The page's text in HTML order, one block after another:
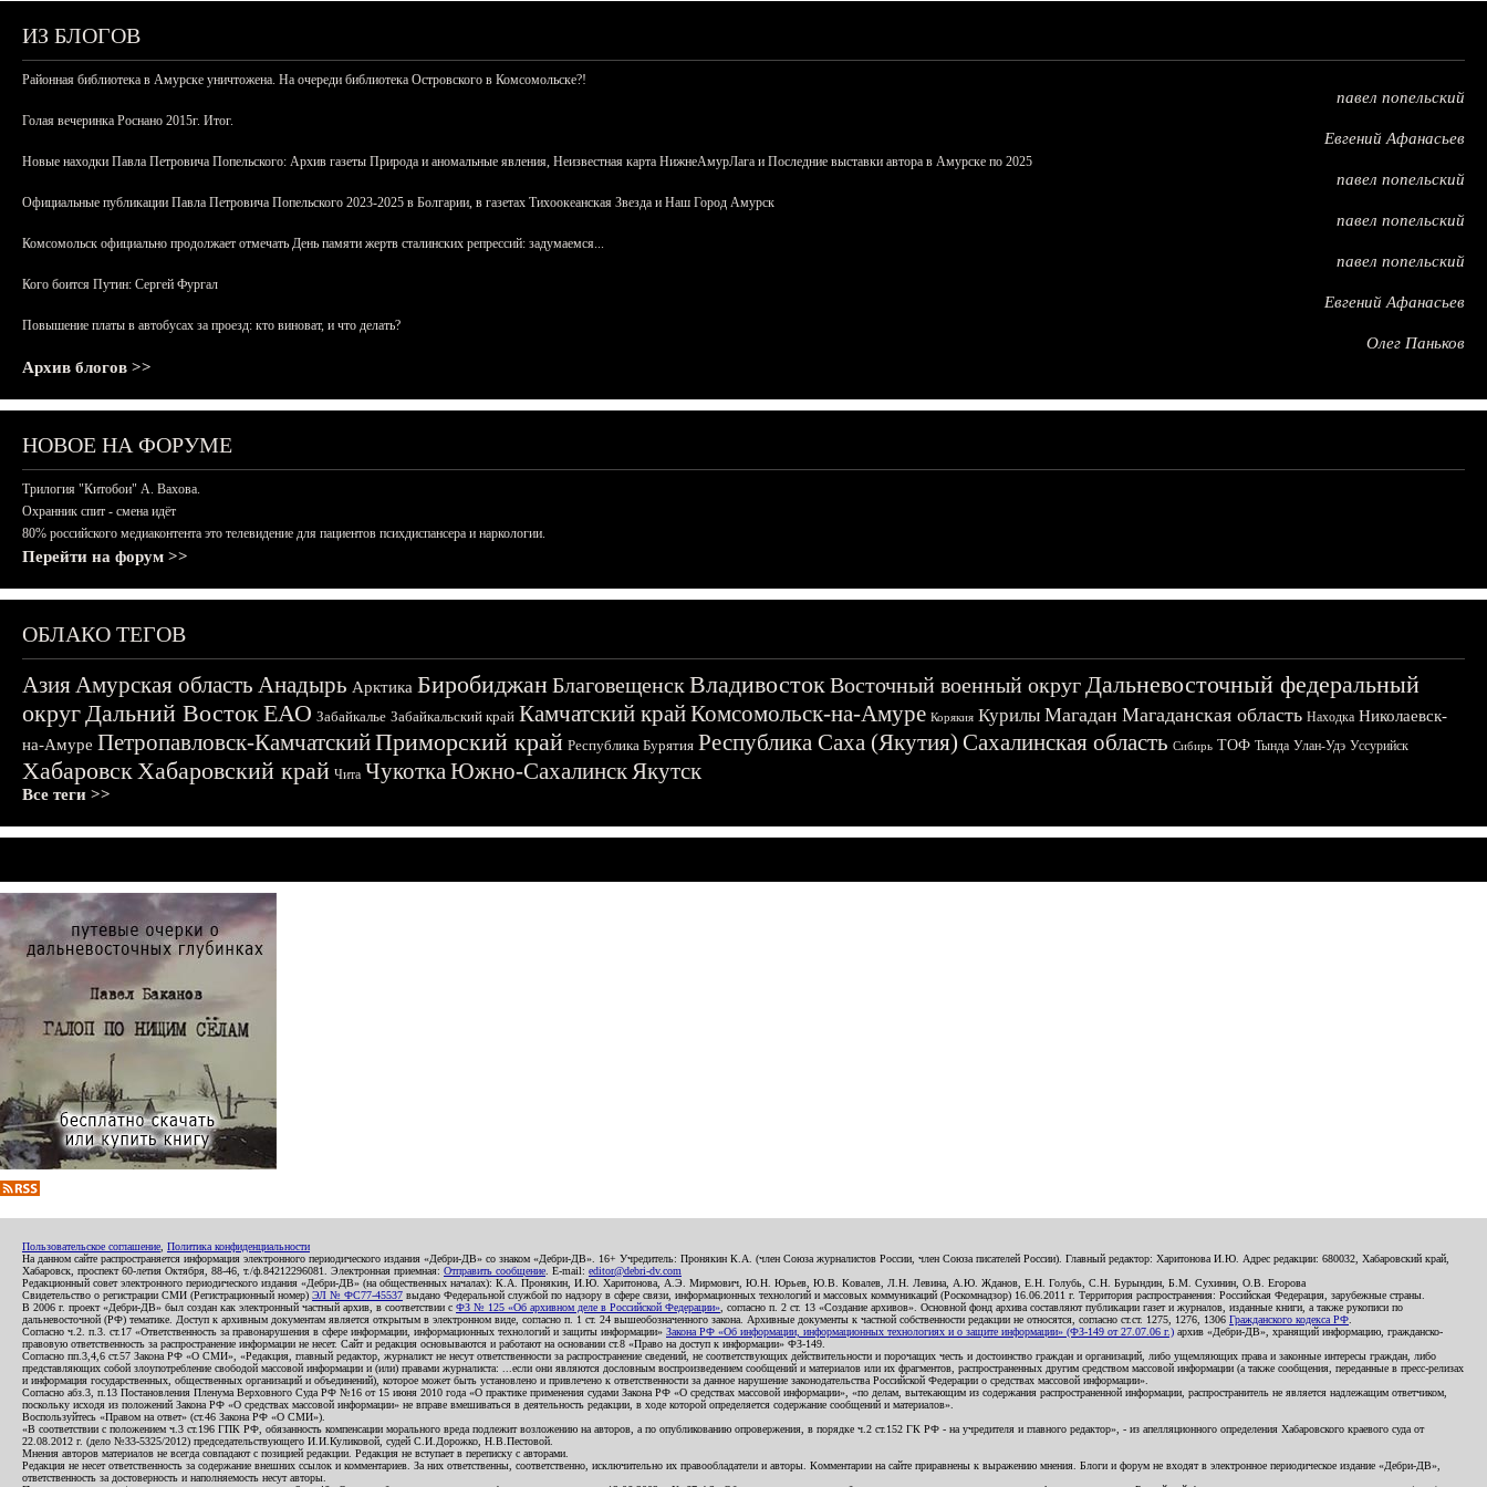
ИЗ БЛОГОВ
Районная библиотека в Амурске уничтожена. На очереди библиотека Островского в Комсомольске?!
павел попельский
Голая вечеринка Роснано 2015г. Итог.
Евгений Афанасьев
Новые находки Павла Петровича Попельского: Архив газеты Природа и аномальные явления, Неизвестная карта НижнеАмурЛага и Последние выставки автора в Амурске по 2025
павел попельский
Официальные публикации Павла Петровича Попельского 2023-2025 в Болгарии, в газетах Тихоокеанская Звезда и Наш Город Амурск
павел попельский
Комсомольск официально продолжает отмечать День памяти жертв сталинских репрессий: задумаемся...
павел попельский
Кого боится Путин: Сергей Фургал
Евгений Афанасьев
Повышение платы в автобусах за проезд: кто виноват, и что делать?
Олег Паньков
Архив блогов >>
НОВОЕ НА ФОРУМЕ
Трилогия "Китобои" А. Вахова.
Охранник спит - смена идёт
80% российского медиаконтента это телевидение для пациентов психдиспансера и наркологии.
Перейти на форум >>
ОБЛАКО ТЕГОВ
АзияАмурская область Анадырь Арктика БиробиджанБлаговещенскВладивостокВосточный военный округДальневосточный федеральный
округДальний ВостокЕАО Забайкалье Забайкальский край Камчатский крайКомсомольск-на-Амуре Корякия Курилы Магадан Магаданская область Находка Николаевск-
на-Амуре Петропавловск-КамчатскийПриморский край Республика Бурятия Республика Саха (Якутия) Сахалинская область Сибирь ТОФ Тында Улан-Удэ Уссурийск
ХабаровскХабаровский край Чита ЧукоткаЮжно-СахалинскЯкутск
Все теги >>
Пользовательское соглашение Политика конфиденциальности
На данном сайте распространяется информация электронного периодического издания «Дебри-ДВ» со знаком «Дебри-ДВ». 16+ Учредитель: Пронякин К.А. (член Союза журналистов России, член Союза писателей России). Главный редактор: Харитонова И.Ю. Адрес редакции: 680032, Хабаровский край,
Хабаровск, проспект 60-летия Октября, 88-46, т./ф.84212296081. Электронная приемная: Отправить сообщение . E-mail: editor@debri-dv.com
Редакционный совет электронного периодического издания «Дебри-ДВ» (на общественных началах): К.А. Пронякин, И.Ю. Харитонова, А.Э. Мирмович, Ю.Н. Юрьев, Ю.В. Ковалев, Л.Н. Левина, А.Ю. Жданов, Е.Н. Голубь, С.Н. Бурындин, Б.М. Сухинин, О.В. Егорова
Свидетельство о регистрации СМИ (Регистрационный номер) ЭЛ № ФС77-45537 выдано Федеральной службой по надзору в сфере связи, информационных технологий и массовых коммуникаций (Роскомнадзор) 16.06.2011 г. Территория распространения: Российская Федерация, зарубежные страны.
В 2006 г. проект «Дебри-ДВ» был создан как электронный частный архив, в соответствии с ФЗ № 125 «Об архивном деле в Российской Федерации» , согласно п. 2 ст. 13 «Создание архивов». Основной фонд архива составляют публикации газет и журналов, изданные книги, а также рукописи по
дальневосточной (РФ) тематике. Доступ к архивным документам является открытым в электронном виде, согласно п. 1 ст. 24 вышеобозначенного закона. Архивные документы к частной собственности редакции не относятся, согласно ст.ст. 1275, 1276, 1306 Гражданского кодекса РФ
Согласно ч.2. п.3. ст.17 «Ответственность за правонарушения в сфере информации, информационных технологий и защиты информации» Закона РФ «Об информации, информационных технологиях и о защите информации» (ФЗ-149 от 27.07.06 г.) архив «Дебри-ДВ», хранящий информацию, гражданско-
правовую ответственность за распространение информации не несет. Сайт и редакция основываются и работают на основании ст.8 «Право на доступ к информации» ФЗ-149.
Согласно пп.3,4,6 ст.57 Закона РФ «О СМИ», «Редакция, главный редактор, журналист не несут ответственности за распространение сведений, не соответствующих действительности и порочащих честь и достоинство граждан и организаций, либо ущемляющих права и законные интересы граждан, либо
представляющих собой злоупотребление свободой массовой информации и (или) правами журналиста: ...если они являются дословным воспроизведением сообщений и материалов или их фрагментов, распространенных другим средством массовой информации (а также сообщения, переданные в пресс-релизах
и информация государственных, общественных организаций и объединений), которое может быть установлено и привлечено к ответственности за данное нарушение законодательства Российской Федерации о средствах массовой информации».
Согласно абз.3, п.13 Постановления Пленума Верховного Суда РФ №16 от 15 июня 2010 года «О практике применения судами Закона РФ «О средствах массовой информации», «по делам, вытекающим из содержания распространенной информации, распространитель не является надлежащим ответчиком,
поскольку исходя из положений Закона РФ «О средствах массовой информации» не вправе вмешиваться в деятельность редакции, в ходе которой определяется содержание сообщений и материалов».
Воспользуйтесь «Правом на ответ» (ст.46 Закона РФ «О СМИ»).
«В соответствии с положением ч.3 ст.196 ГПК РФ, обязанность компенсации морального вреда подлежит возложению на авторов, а по опубликованию опровержения, в порядке ч.2 ст.152 ГК РФ - на учредителя и главного редактор», - из апелляционного определения Хабаровского краевого суда от
22.08.2012 г. (дело №33-5325/2012) председательствующего И.И.Куликовой, судей С.И.Дорожко, Н.В.Пестовой.
Мнения авторов материалов не всегда совпадают с позицией редакции. Редакция не вступает в переписку с авторами.
Редакция не несет ответственность за содержание внешних ссылок и комментариев. За них ответственны, соответственно, исключительно их правообладатели и авторы. Комментарии на сайте приравнены к выражению мнения. Блоги и форум не входят в электронное периодическое издание «Дебри-ДВ»,
ответственность за достоверность и наполняемость несут авторы.